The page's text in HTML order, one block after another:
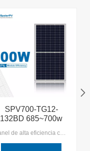
SPV700-TG12-
132BD 685~700w
marco negro
Panel de alta eficiencia con marco negro de 700 W 丨 Módulo Topcon tipo N MBB Experimente la próxima generación de tecnología solar con SpolarPV, donde la innovación se une a la sostenibilidad para un futuro más brillante y ecológico.